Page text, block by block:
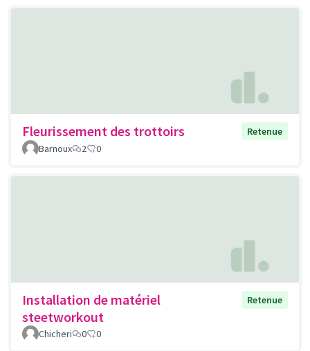
Fleurissement des trottoirs
Retenue
Barnoux
2 0
Installation de matériel
steetworkout
Retenue
Chicheri 0 0